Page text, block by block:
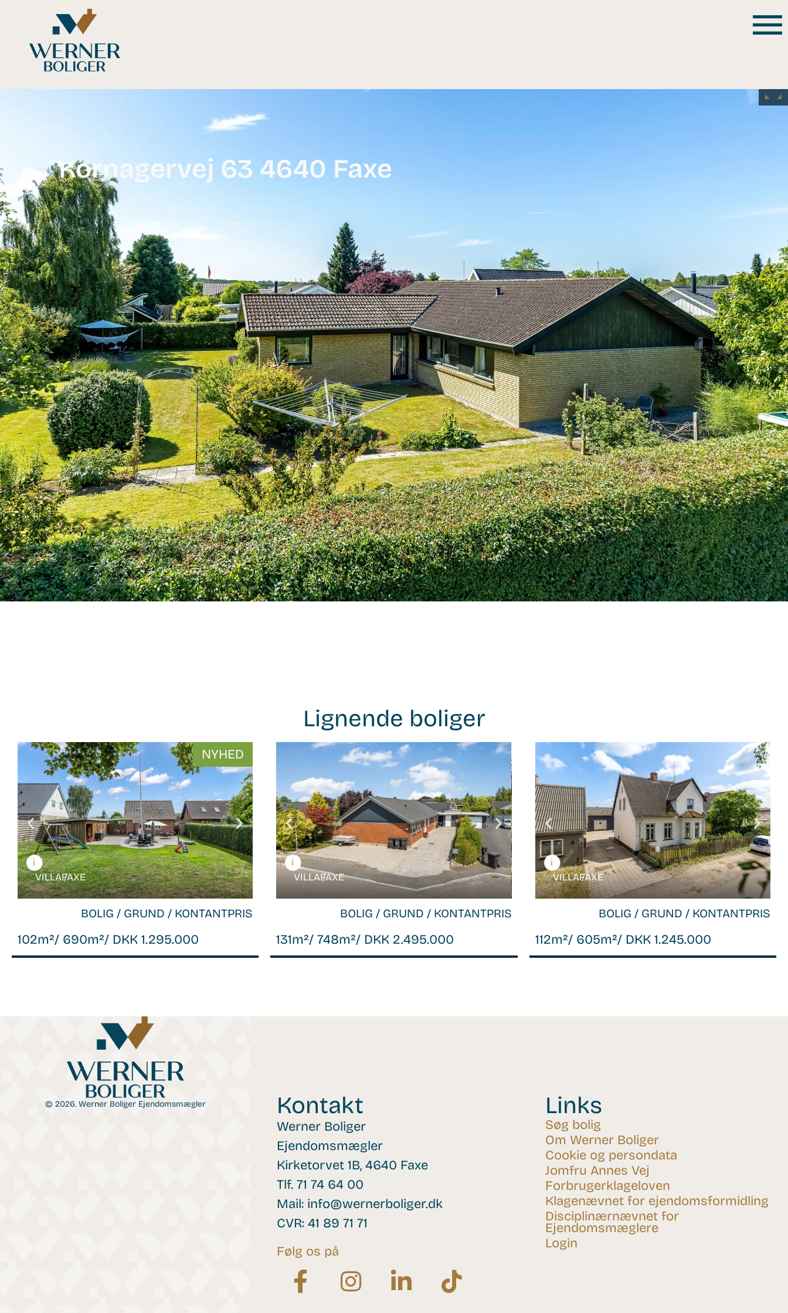
Kornagervej 63 4640 Faxe
Lignende boliger
NYHED
WB-
26136
VILLA /FAXE
BOLIG / GRUND / KONTANTPRIS
102m²/ 690m²/ DKK 1.295.000
VILLA /FAXE
BOLIG / GRUND / KONTANTPRIS
131m²/ 748m²/ DKK 2.495.000
WB-
26088
VILLA /FAXE
BOLIG / GRUND / KONTANTPRIS
112m²/ 605m²/ DKK 1.245.000
© 2026. Werner Boliger Ejendomsmægler Kontakt
Werner Boliger
Ejendomsmægler
Kirketorvet 1B, 4640 Faxe
Tlf.71 74 64 00
Mail: info@wernerboliger.dk
CVR: 41 89 71 71
Følg os på
Links
Søg bolig
Om Werner Boliger
Cookie og persondata
Jomfru Annes Vej
Forbrugerklageloven
Klagenævnet for ejendomsformidling
Disciplinærnævnet for
Ejendomsmæglere
Login